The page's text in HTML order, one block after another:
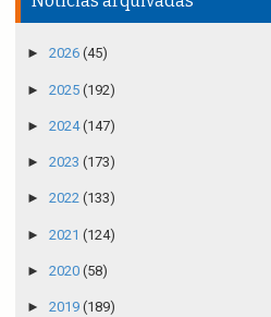
► 2026 (45)
► 2025 (192)
► 2024(147)
► 2023 (173)
► 2022 (133)
► 2021 (124)
► 2020 (58)
► 2019 (189)